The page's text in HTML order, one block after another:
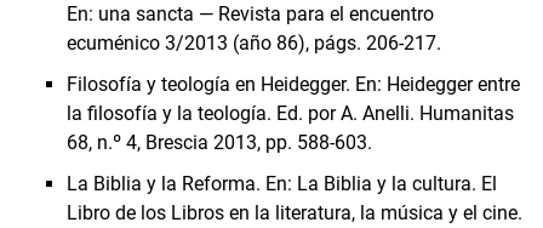
En: una sancta — Revista para el encuentro
ecuménico 3/2013 (año 86), págs. 206-217.
Filosofía y teología en Heidegger. En: Heidegger entre
la filosofía y la teología. Ed. por A. Anelli. Humanitas
68, n.º 4, Brescia 2013, pp. 588-603.
La Biblia y la Reforma. En: La Biblia y la cultura. El
Libro de los Libros en la literatura, la música y el cine.